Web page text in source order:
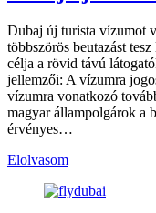
Dubaj új turista vízumot
többszörös beutazást
célja a rövid távú
jellemzői: A vízumra
vízumra vonatkozó
magyar állampolgárok a
érvényes…
Elolvasom